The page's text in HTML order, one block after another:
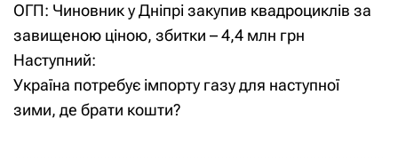
а
в
і
ОГП: Чиновник у Дніпрі закупив квадроциклів за
завищеною ціною, збитки – 4,4 млн грн
Наступний:
Україна потребує імпорту газу для наступної
зими, де брати кошти?